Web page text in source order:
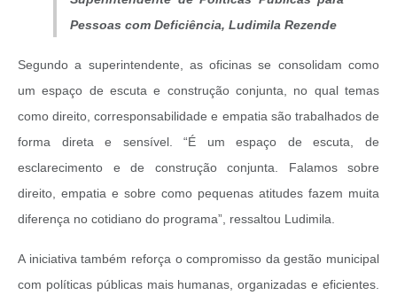
Pessoas com Deficiência, Ludimila Rezende
Segundo a superintendente, as oficinas se consolidam como
um espaço de escuta e construção conjunta, no qual temas
como direito, corresponsabilidade e empatia são trabalhados de
forma direta e sensível. “É um espaço de escuta, de
esclarecimento e de construção conjunta. Falamos sobre
direito, empatia e sobre como pequenas atitudes fazem muita
diferença no cotidiano do programa”, ressaltou Ludimila.
A iniciativa também reforça o compromisso da gestão municipal
com políticas públicas mais humanas, organizadas e eficientes.